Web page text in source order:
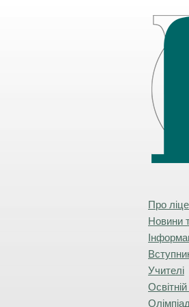
Про
Новини
Учителі